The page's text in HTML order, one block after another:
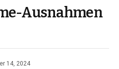
Ausnahmen
14, 2024